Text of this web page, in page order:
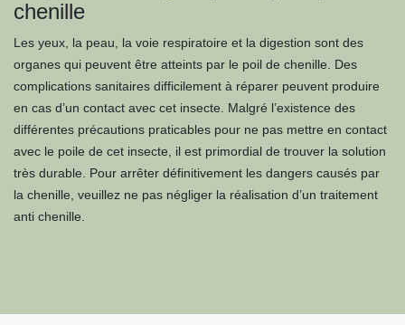
chenille
Les yeux, la peau, la voie respiratoire et la digestion sont des
organes qui peuvent être atteints par le poil de chenille. Des
complications sanitaires difficilement à réparer peuvent produire
en cas d’un contact avec cet insecte. Malgré l’existence des
différentes précautions praticables pour ne pas mettre en contact
avec le poile de cet insecte, il est primordial de trouver la solution
très durable. Pour arrêter définitivement les dangers causés par
la chenille, veuillez ne pas négliger la réalisation d’un traitement
anti chenille.